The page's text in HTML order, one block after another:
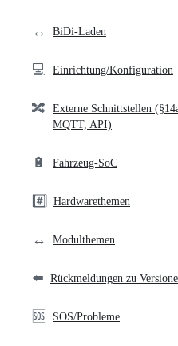
↔️ BiDi-Laden
💻 Einrichtung/Konfiguration
🔀 Externe Schnittstellen
MQTT, API)
🔋 Fahrzeug-SoC
#️⃣ Hardwarethemen
↔️ Modulthemen
⬅️ Rückmeldungen zu
🆘 SOS/Probleme